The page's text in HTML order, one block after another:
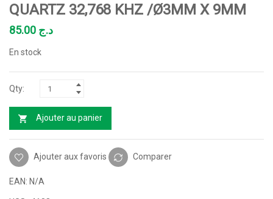
QUARTZ 32,768 KHZ /Ø3MM X 9MM
د.ج
En stock
Ajouter au panier
Ajouter aux favoris Comparer
EAN: N/A